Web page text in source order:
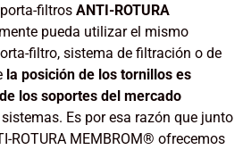
filtros ANTI-ROTURA
pueda utilizar el mismo
filtro, sistema de filtración o de
la posición de los tornillos es
los soportes del mercado
Es por esa razón que junto
ROTURA MEMBROM® ofrecemos